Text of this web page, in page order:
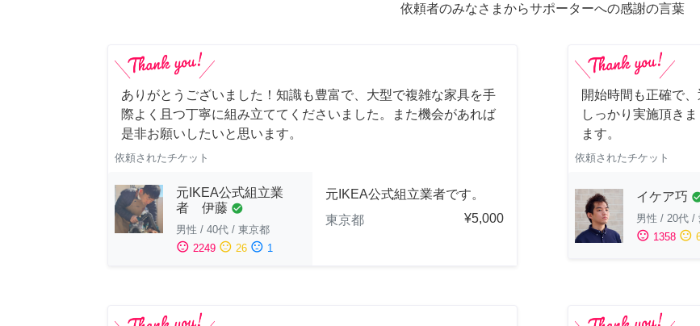
依頼者のみなさまからサポーターへの感謝の言葉
ありがとうございました！知識も豊富で、大型で複雑な家具を手
際よく且つ丁寧に組み立ててくださいました。また機会があれば
是非お願いしたいと思います。
依頼されたチケット
元IKEA公式組立業
者 伊藤 check_circle
男性 / 40代 / 東京都
sentiment_satisfied 2249 sentiment_neutral 26 sentiment_dissatisfied 1
元IKEA公式組立業者です。
東京都
¥5,000
開始時間も正確で
しっかり実施頂き
ます。
依頼されたチケット
イケア巧
男性 / 20代 /
sentiment_satisfied 1358 sentiment_neutral